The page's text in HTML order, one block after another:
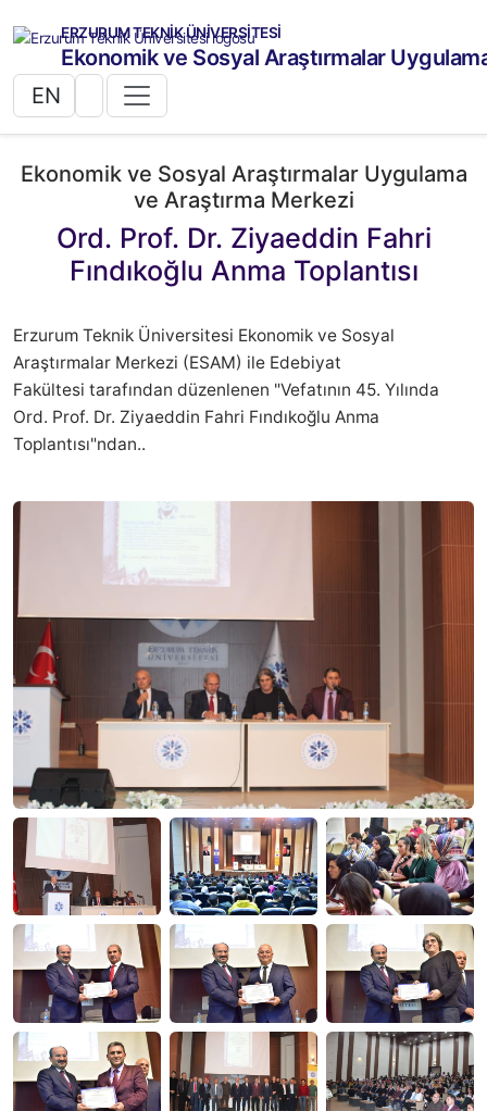
ERZURUM TEKNİK ÜNİVERSİTESİ
Ekonomik ve Sosyal Araştırmalar
EN
Ekonomik ve Sosyal Araştırmalar Uygulama
ve Araştırma Merkezi
Ord. Prof. Dr. Ziyaeddin Fahri
Fındıkoğlu Anma Toplantısı
Erzurum Teknik Üniversitesi Ekonomik ve Sosyal
Araştırmalar Merkezi (ESAM) ile Edebiyat
Fakültesi tarafından düzenlenen "Vefatının 45. Yılında
Ord. Prof. Dr. Ziyaeddin Fahri Fındıkoğlu Anma
Toplantısı"ndan..